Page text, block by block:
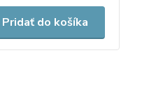
Pridať do košíka